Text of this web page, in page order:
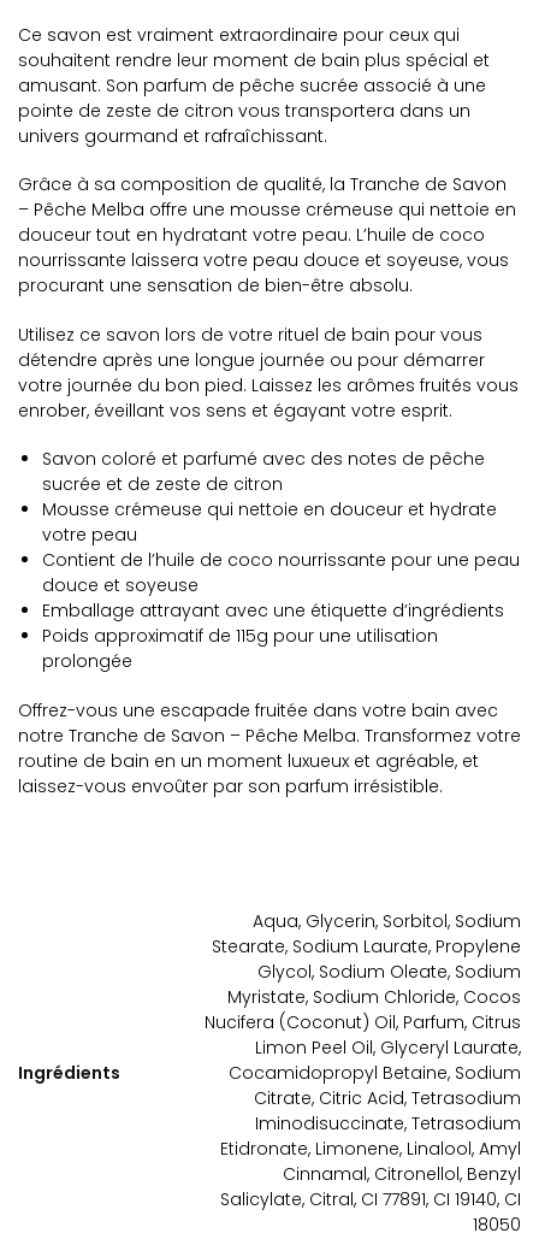
Ce savon est vraiment extraordinaire pour ceux qui
souhaitent rendre leur moment de bain plus spécial et
amusant. Son parfum de pêche sucrée associé à une
pointe de zeste de citron vous transportera dans un
univers gourmand et rafraîchissant.
Grâce à sa composition de qualité, la Tranche de Savon
– Pêche Melba offre une mousse crémeuse qui nettoie en
douceur tout en hydratant votre peau. L’huile de coco
nourrissante laissera votre peau douce et soyeuse, vous
procurant une sensation de bien-être absolu.
Utilisez ce savon lors de votre rituel de bain pour vous
détendre après une longue journée ou pour démarrer
votre journée du bon pied. Laissez les arômes fruités vous
enrober, éveillant vos sens et égayant votre esprit.
Savon coloré et parfumé avec des notes de pêche
sucrée et de zeste de citron
Mousse crémeuse qui nettoie en douceur et hydrate
votre peau
Contient de l’huile de coco nourrissante pour une peau
douce et soyeuse
Emballage attrayant avec une étiquette d’ingrédients
Poids approximatif de 115g pour une utilisation
prolongée
Offrez-vous une escapade fruitée dans votre bain avec
notre Tranche de Savon – Pêche Melba. Transformez votre
routine de bain en un moment luxueux et agréable, et
laissez-vous envoûter par son parfum irrésistible.
Ingrédients
Aqua, Glycerin, Sorbitol, Sodium
Stearate, Sodium Laurate, Propylene
Glycol, Sodium Oleate, Sodium
Myristate, Sodium Chloride, Cocos
Nucifera (Coconut) Oil, Parfum, Citrus
Limon Peel Oil, Glyceryl Laurate,
Cocamidopropyl Betaine, Sodium
Citrate, Citric Acid, Tetrasodium
Iminodisuccinate, Tetrasodium
Etidronate, Limonene, Linalool, Amyl
Cinnamal, Citronellol, Benzyl
Salicylate, Citral, CI 77891, CI 19140, CI
18050